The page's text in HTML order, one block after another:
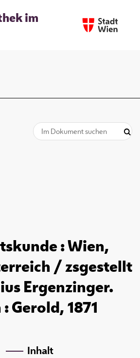
im
: Wien,
/ zsgestellt
Ergenzinger.
Gerold, 1871
Inhalt